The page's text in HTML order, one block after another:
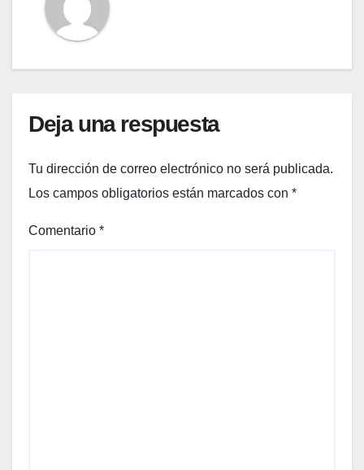
Deja una respuesta
Tu dirección de correo electrónico no será publicada.
Los campos obligatorios están marcados con *
Comentario *